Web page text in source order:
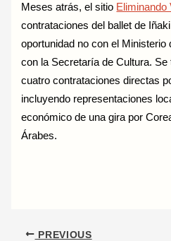
Meses atrás, el sitio Eliminando
contrataciones del ballet de
oportunidad no con el
con la Secretaría de Cultura. Se
cuatro contrataciones directas
incluyendo representaciones
económico de una gira por
Árabes.
PREVIOUS